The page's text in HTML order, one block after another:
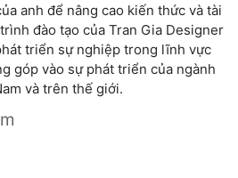
anh để nâng cao kiến thức và tài
đào tạo của Tran Gia Designer
triển sự nghiệp trong lĩnh vực
góp vào sự phát triển của ngành
và trên thế giới.